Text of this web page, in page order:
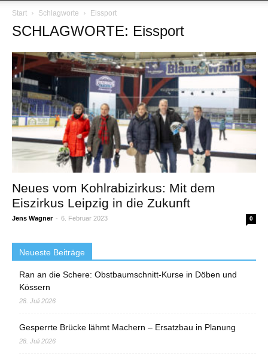
Start Schlagworte Eissport
SCHLAGWORTE: Eissport
Neues vom Kohlrabizirkus: Mit dem
Eiszirkus Leipzig in die Zukunft
Jens Wagner - 6. Februar 2023 0
Neueste Beiträge
Ran an die Schere: Obstbaumschnitt-Kurse in Döben und
Kössern
28. Juli 2026
Gesperrte Brücke lähmt Machern – Ersatzbau in Planung
28. Juli 2026